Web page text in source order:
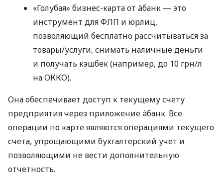
«Голубая» бизнес-карта от àбанк — это
инструмент для ФЛП и юрлиц,
позволяющий бесплатно рассчитываться за
товары/услуги, снимать наличные деньги
и получать кэшбек (например, до 10 грн/л
на ОККО).
Она обеспечивает доступ к текущему счету
предприятия через приложение àбанк. Все
операции по карте являются операциями текущего
счета, упрощающими бухгалтерский учет и
позволяющими не вести дополнительную
отчетность.